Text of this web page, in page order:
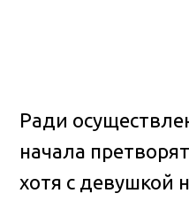
Ради
начала
хотя с девушкой